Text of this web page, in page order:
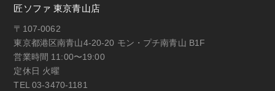
匠ソファ 東京青山店
〒107-0062
東京都港区南青山4-20-20 モン・プチ南青山 B1F
営業時間 11:00〜19:00
定休日 火曜
TEL 03-3470-1181